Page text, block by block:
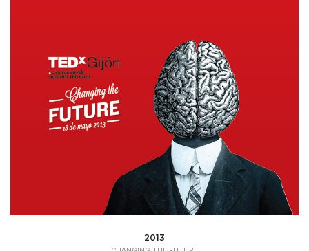
2013